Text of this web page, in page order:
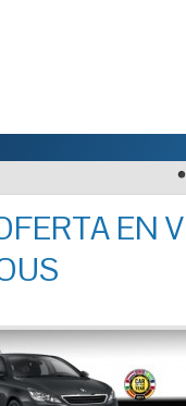
EN